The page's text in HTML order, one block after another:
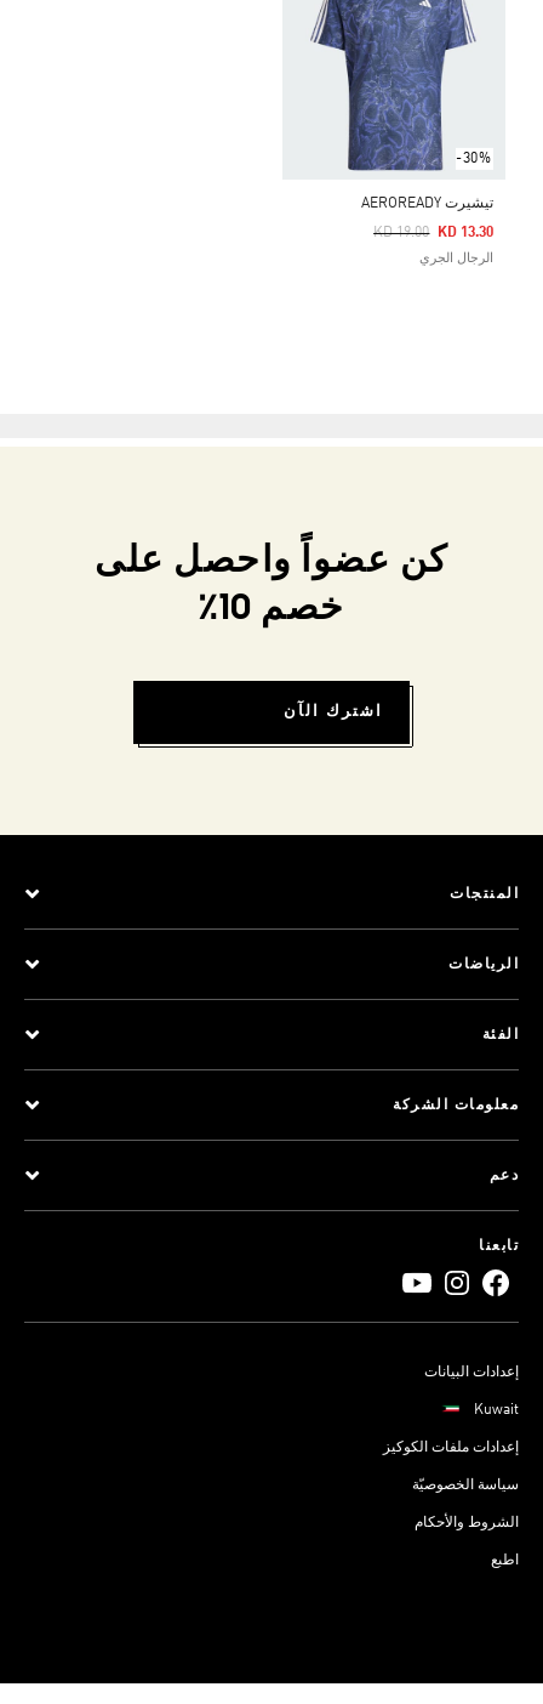
-30%
تيشيرت AEROREADY
Price Reduced From
KD 19.00
To KD 13.30
الرجال الجري
كن عضواً واحصل على
خصم 10٪
اشترك الآن
المنتجات
الرياضات
الفئة
معلومات الشركة
دعم
تابعنا
إعدادات البيانات
Kuwait
إعدادات ملفات الكوكيز
سياسة الخصوصيّة
الشروط والأحكام
اطبع